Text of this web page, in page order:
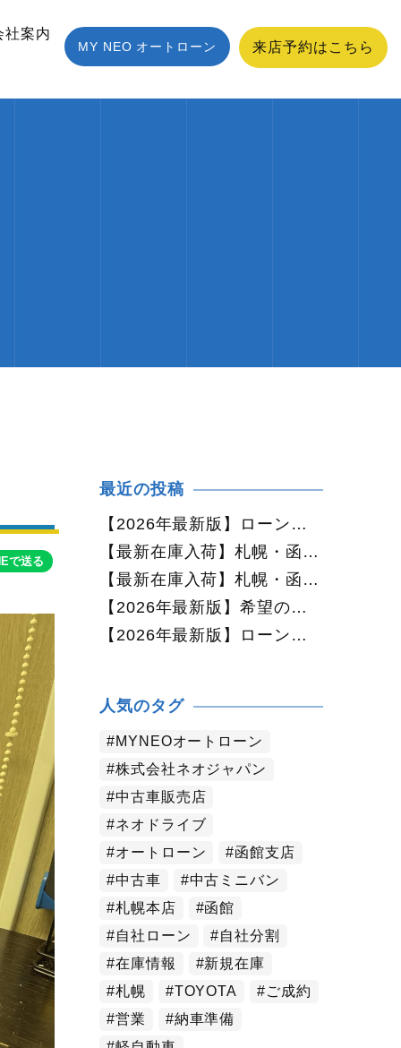
社案内
MY NEO オートローン 来店予約はこちら
で送る
最近の投稿
【2026年最新版】ローンに不安がある方へ｜ネオドライブローンの窓口で中古車購入をサポート【札幌・函館・全国対応】
【最新在庫入荷】札幌・函館で人気の中古車が続々入庫中｜早い者勝ち！【ダイハツ ミラココア660プラスX 4WD】
【最新在庫入荷】札幌・函館で人気の中古車が続々入庫中｜早い者勝ち！【ホンダ N-BOX660カスタムG Lパッケージ 4WD】
【2026年最新版】希望の中古車が見つからない方へ｜ネオカーオーダーで理想の一台を全国からお探しします
【2026年最新版】ローンに不安がある方へ｜ネオドライブローンの窓口で新しいカーライフをサポート
人気のタグ
MYNEOオートローン
株式会社ネオジャパン
中古車販売店
ネオドライブ
オートローン
函館支店
中古車
中古ミニバン
札幌本店
函館
自社ローン
自社分割
在庫情報
新規在庫
札幌
TOYOTA
ご成約
営業
納車準備